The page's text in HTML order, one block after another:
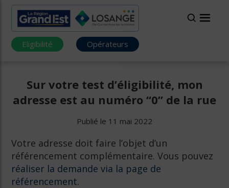
Eligibilité Opérateurs
Sur votre test d’éligibilité, mon
adresse est au numéro “0” de la rue
Publié le 11 mai 2022
Votre adresse doit faire l’objet d’un
référencement complémentaire. Vous pouvez
réaliser la demande via la page de
référencement.